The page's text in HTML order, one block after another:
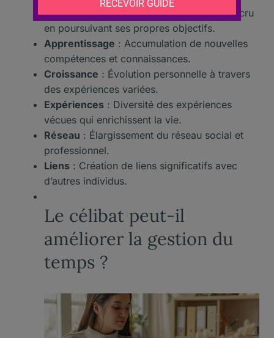
Satisfaction: Sentiment de satisfaction accru
en poursuivant ses propres objectifs.
Apprentissage : Accumulation de nouvelles
compétences et connaissances.
Croissance : Évolution personnelle à travers
des expériences variées.
Expériences : Diversité des expériences
vécues qui enrichissent la vie.
Réseau : Élargissement du réseau social et
professionnel.
Liens : Création de liens significatifs avec
d’autres individus.
Le célibat peut-il
améliorer la gestion du
temps ?